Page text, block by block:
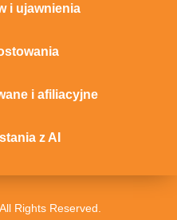
i ujawnienia
i afiliacyjne
z AI
Rights Reserved.